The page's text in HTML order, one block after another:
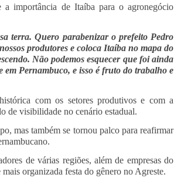
a importância de Itaíba para o agronegócio
terra. Quero parabenizar o prefeito Pedro
produtores e coloca Itaíba no mapa do
Não podemos esquecer que foi ainda
Pernambuco, e isso é fruto do trabalho e
com os setores produtivos e com a
de visibilidade no cenário estadual.
mas também se tornou palco para reafirmar
de várias regiões, além de empresas do
organizada festa do gênero no Agreste.